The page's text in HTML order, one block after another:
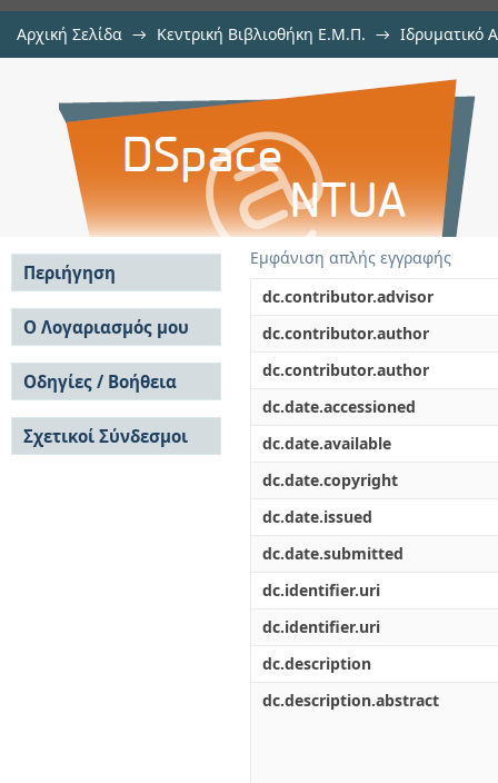
Αρχική Σελίδα → Κεντρική Βιβλιοθήκη Ε.Μ.Π. → Ιδρυματικό
Ενίσχυση και επισκευή
με ινο-οπλισμένα πολυμερή (FRP)
Εμφάνιση απλής εγγραφής
dc.contributor.advisor
dc.contributor.author
dc.contributor.author
dc.date.accessioned
dc.date.available
dc.date.copyright
dc.date.issued
dc.date.submitted
dc.identifier.uri
dc.identifier.uri
dc.description
dc.description.abstract
Περιήγηση
Σε όλο το DSpace
Κοινότητες & Συλλογές
Ανά Ημερομηνία
Έκδοσης
Συγγραφείς
Τίτλοι
Θέματα
Ο Λογαριασμός μου
Σύνδεση
Εγγραφή
Οδηγίες / Βοήθεια
Οδηγίες Υποβολής
Οδηγίες Χρήσης ΙΑ
Συχνές Ερωτήσεις
Σχετικοί Σύνδεσμοι